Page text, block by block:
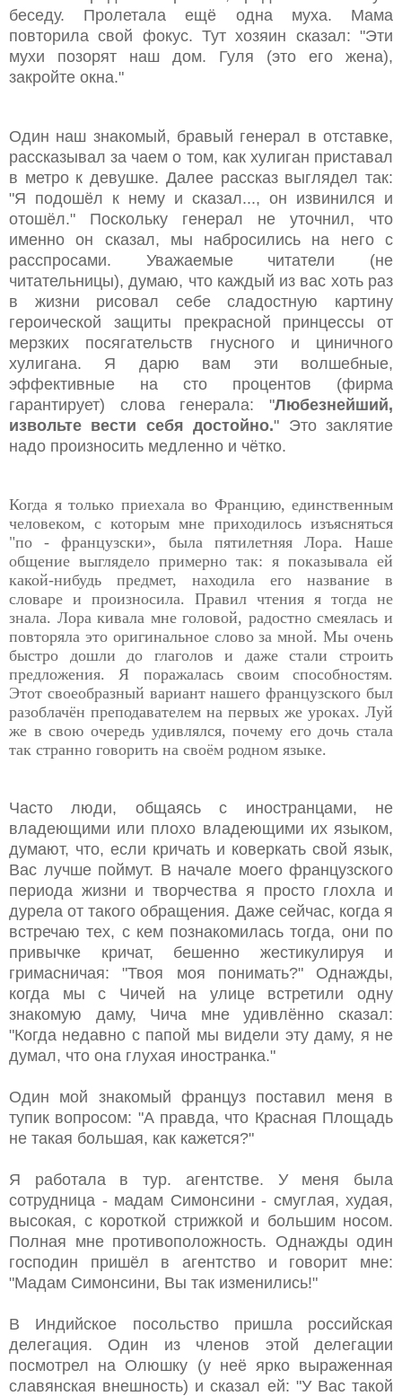
беседу. Пролетала ещё одна муха. Мама
повторила свой фокус. Тут хозяин сказал: "Эти
мухи позорят наш дом. Гуля (это его жена),
закройте окна."
Один наш знакомый, бравый генерал в отставке,
рассказывал за чаем о том, как хулиган приставал
в метро к девушке. Далее рассказ выглядел так:
"Я подошёл к нему и сказал..., он извинился и
отошёл." Поскольку генерал не уточнил, что
именно он сказал, мы набросились на него с
расспросами. Уважаемые читатели (не
читательницы), думаю, что каждый из вас хоть раз
в жизни рисовал себе сладостную картину
героической защиты прекрасной принцессы от
мерзких посягательств гнусного и циничного
хулигана. Я дарю вам эти волшебные,
эффективные на сто процентов (фирма
гарантирует) слова генерала: "Любезнейший,
извольте вести себя достойно." Это заклятие
надо произносить медленно и чётко.
Когда я только приехала во Францию, единственным
человеком, с которым мне приходилось изъясняться
"по - французски», была пятилетняя Лора. Наше
общение выглядело примерно так: я показывала ей
какой-нибудь предмет, находила его название в
словаре и произносила. Правил чтения я тогда не
знала. Лора кивала мне головой, радостно смеялась и
повторяла это оригинальное слово за мной. Мы очень
быстро дошли до глаголов и даже стали строить
предложения. Я поражалась своим способностям.
Этот своеобразный вариант нашего французского был
разоблачён преподавателем на первых же уроках. Луй
же в свою очередь удивлялся, почему его дочь стала
так странно говорить на своём родном языке.
Часто люди, общаясь с иностранцами, не
владеющими или плохо владеющими их языком,
думают, что, если кричать и коверкать свой язык,
Вас лучше поймут. В начале моего французского
периода жизни и творчества я просто глохла и
дурела от такого обращения. Даже сейчас, когда я
встречаю тех, с кем познакомилась тогда, они по
привычке кричат, бешенно жестикулируя и
гримасничая: "Твоя моя понимать?" Однажды,
когда мы с Чичей на улице встретили одну
знакомую даму, Чича мне удивлённо сказал:
"Когда недавно с папой мы видели эту даму, я не
думал, что она глухая иностранка."
Один мой знакомый француз поставил меня в
тупик вопросом: "А правда, что Красная Площадь
не такая большая, как кажется?"
Я работала в тур. агентстве. У меня была
сотрудница - мадам Симонсини - смуглая, худая,
высокая, с короткой стрижкой и большим носом.
Полная мне противоположность. Однажды один
господин пришёл в агентство и говорит мне:
"Мадам Симонсини, Вы так изменились!"
В Индийское посольство пришла российская
делегация. Один из членов этой делегации
посмотрел на Олюшку (у неё ярко выраженная
славянская внешность) и сказал ей: "У Вас такой